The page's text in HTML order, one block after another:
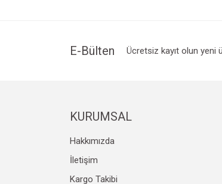
Ürün bilgilerinde hatalar bulunuyor.
E-Bülten Ücretsiz kayıt olun yeni
KURUMSAL
Hakkımızda
İletişim
Kargo Takibi